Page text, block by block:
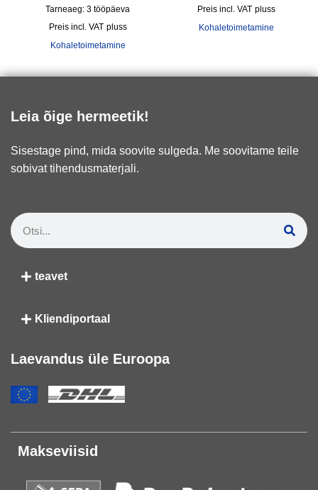
Tarneaeg: 3 tööpäeva
incl. VAT pluss
Kohaletoimetamine
incl. VAT pluss
Kohaletoimetamine
Leia õige hermeetik!
Sisestage pind, mida soovite sulgeda. Me soovitame teile
sobivat tihendusmaterjali.
teavet
Kliendiportaal
Laevandus üle Euroopa
Makseviisid